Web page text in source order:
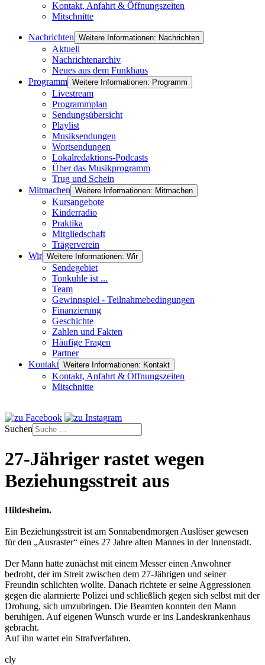
Kontakt, Anfahrt & Öffnungszeiten
Mitschnitte
Nachrichten Weitere Informationen: Nachrichten
Aktuell
Nachrichtenarchiv
Neues aus dem Funkhaus
Programm Weitere Informationen: Programm
Livestream
Programmplan
Sendungsübersicht
Playlist
Musiksendungen
Wortsendungen
Lokalredaktions-Podcasts
Über das Musikprogramm
Trug und Schein
Mitmachen Weitere Informationen: Mitmachen
Kursangebote
Kinderradio
Praktika
Mitgliedschaft
Trägerverein
Wir Weitere Informationen: Wir
Sendegebiet
Tonkuhle ist ...
Team
Gewinnspiel - Teilnahmebedingungen
Finanzierung
Geschichte
Zahlen und Fakten
Häufige Fragen
Partner
Kontakt Weitere Informationen: Kontakt
Kontakt, Anfahrt & Öffnungszeiten
Mitschnitte
Suchen
27-Jähriger rastet wegen
Beziehungsstreit aus
Hildesheim.
Ein Beziehungsstreit ist am Sonnabendmorgen Auslöser gewesen
für den „Ausraster“ eines 27 Jahre alten Mannes in der Innenstadt.
Der Mann hatte zunächst mit einem Messer einen Anwohner
bedroht, der im Streit zwischen dem 27-Jährigen und seiner
Freundin schlichten wollte. Danach richtete er seine Aggressionen
gegen die alarmierte Polizei und schließlich gegen sich selbst mit der
Drohung, sich umzubringen. Die Beamten konnten den Mann
beruhigen. Auf eigenen Wunsch wurde er ins Landeskrankenhaus
gebracht.
Auf ihn wartet ein Strafverfahren.
cly